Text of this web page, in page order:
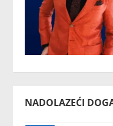
NADOLAZEĆI